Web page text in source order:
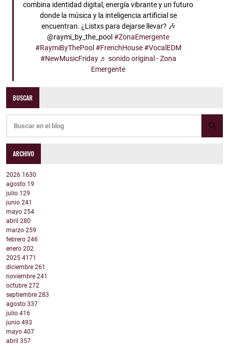
combina identidad digital, energía vibrante y un futuro
donde la música y la inteligencia artificial se
encuentran. ¿Listxs para dejarse llevar? 🎶
@raymi_by_the_pool#ZonaEmergente
#RaymiByThePool #FrenchHouse #VocalEDM
#NewMusicFriday ♬ sonido original - Zona
Emergente
BUSCAR
ARCHIVO
2026 1630
agosto 19
julio 129
junio 241
mayo 254
abril 280
marzo 259
febrero 246
enero 202
2025 4171
diciembre 261
noviembre 241
octubre 272
septiembre 283
agosto 337
julio 416
junio 493
mayo 407
abril 357